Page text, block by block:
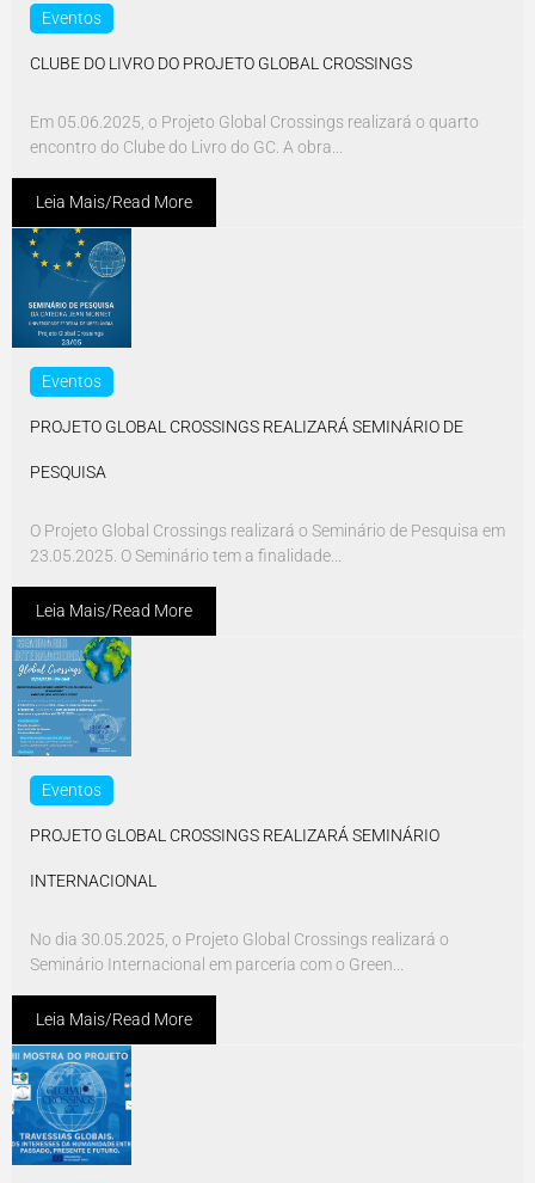
Eventos
CLUBE DO LIVRO DO PROJETO GLOBAL CROSSINGS
Em 05.06.2025, o Projeto Global Crossings realizará o quarto
encontro do Clube do Livro do GC. A obra...
Leia Mais/Read More
Eventos
PROJETO GLOBAL CROSSINGS REALIZARÁ SEMINÁRIO DE
PESQUISA
O Projeto Global Crossings realizará o Seminário de Pesquisa em
23.05.2025. O Seminário tem a finalidade...
Leia Mais/Read More
Eventos
PROJETO GLOBAL CROSSINGS REALIZARÁ SEMINÁRIO
INTERNACIONAL
No dia 30.05.2025, o Projeto Global Crossings realizará o
Seminário Internacional em parceria com o Green...
Leia Mais/Read More